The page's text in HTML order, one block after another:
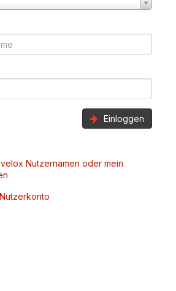
Einloggen
Nutzernamen oder mein